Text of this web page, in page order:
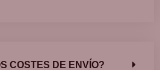
COSTES DE ENVÍO?